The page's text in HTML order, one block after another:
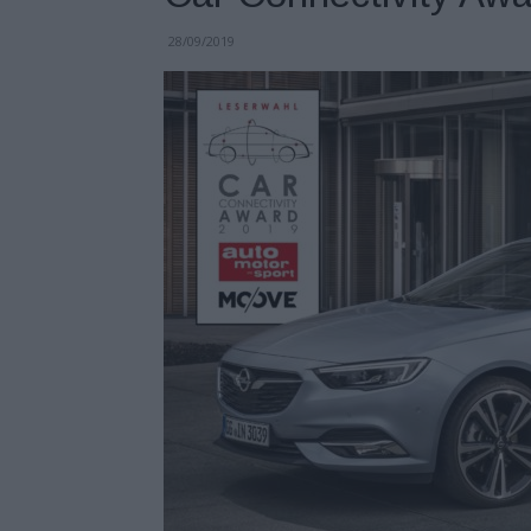
28/09/2019